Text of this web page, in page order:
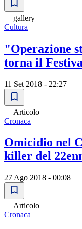
gallery
Cultura
"Operazione
torna il
11 Set 2018 - 22:27
Articolo
Cronaca
Omicidio nel
killer del
27 Ago 2018 - 00:08
Articolo
Cronaca